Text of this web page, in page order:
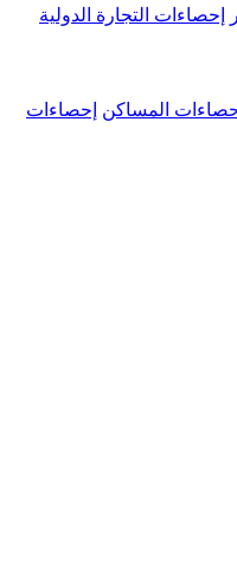
إحصاءات التجارة الدولية
المساكن إحصاءات